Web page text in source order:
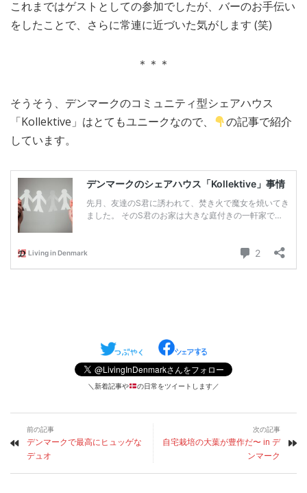
これまではゲストとしての参加でしたが、バーのお手伝い
をしたことで、さらに常連に近づいた気がします (笑)
＊＊＊
そうそう、デンマークのコミュニティ型シェアハウス
「Kollektive」はとてもユニークなので、
の記事で紹介
しています。
＼新着記事や の日常をツイートします／
前の記事
デンマークで最高にヒュッゲな
デュオ
次の記事
自宅栽培の大葉が豊作だ〜 in デ
ンマーク